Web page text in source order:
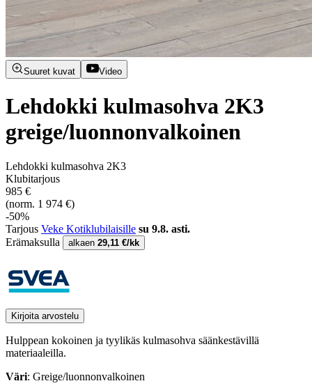
Suuret kuvat Video
Lehdokki kulmasohva 2K3
greige/luonnonvalkoinen
Lehdokki kulmasohva 2K3
Klubitarjous
985 €
(norm. 1 974 €)
-50%
Tarjous Veke Kotiklubilaisille su 9.8. asti.
Erämaksulla
alkaen 29,11 €/kk
Kirjoita arvostelu
Hulppean kokoinen ja tyylikäs kulmasohva säänkestävillä
materiaaleilla.
Väri: Greige/luonnonvalkoinen